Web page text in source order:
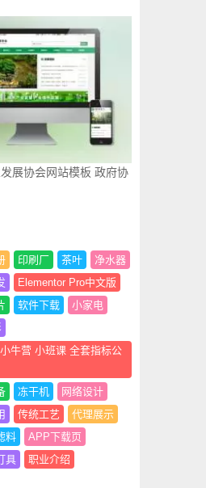
展协会网站模板 政府协
印刷厂 茶叶
净水器
Elementor Pro中文版
软件下载
小家电
牛营 小班课 全套指标公
冻干机
网络设计
传统工艺
代理展示
料
APP下载页
具
职业介绍